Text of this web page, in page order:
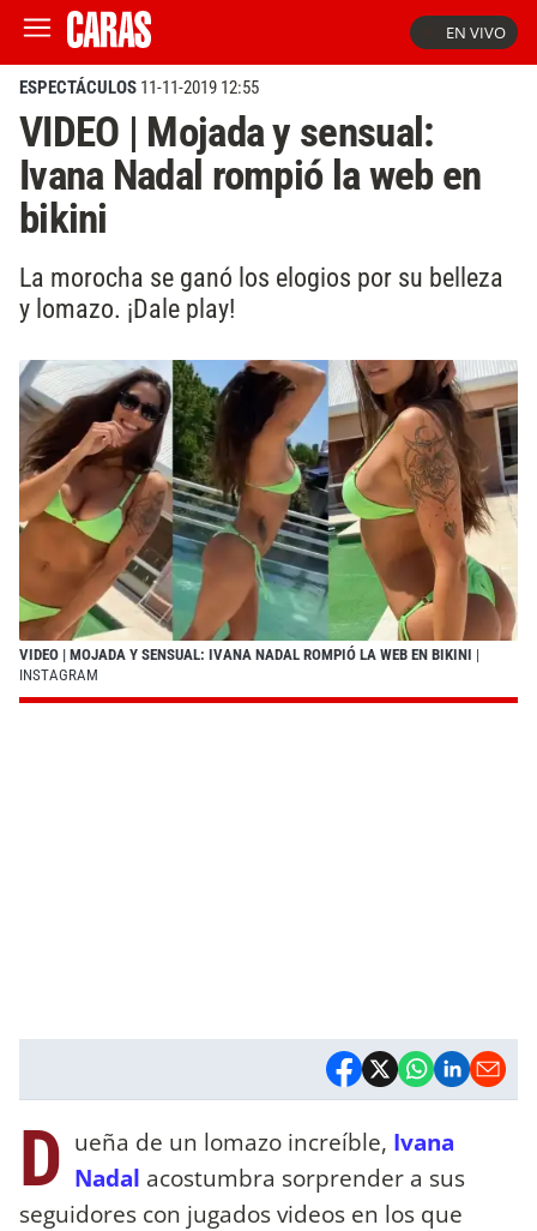
EN VIVO
ESPECTÁCULOS 11-11-2019 12:55
VIDEO | Mojada y sensual:
Ivana Nadal rompió la web en
bikini
La morocha se ganó los elogios por su belleza
y lomazo. ¡Dale play!
VIDEO | MOJADA Y SENSUAL: IVANA NADAL ROMPIÓ LA WEB EN BIKINI |
INSTAGRAM
D ueña de un lomazo increíble, Ivana
Nadal acostumbra sorprender a sus
seguidores con jugados videos en los que